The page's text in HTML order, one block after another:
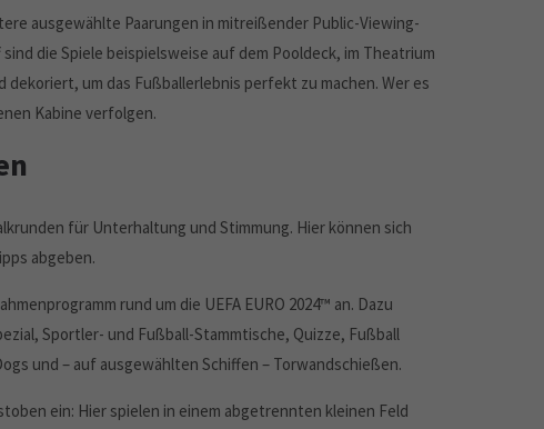
ausgewählte Paarungen in mitreißender Public-Viewing-
die Spiele beispielsweise auf dem Pooldeck, im Theatrium
um das Fußballerlebnis perfekt zu machen. Wer es
Kabine verfolgen.
für Unterhaltung und Stimmung. Hier können sich
abgeben.
rund um die UEFA EURO 2024™ an. Dazu
Sportler- und Fußball-Stammtische, Quizze, Fußball
und – auf ausgewählten Schiffen – Torwandschießen.
ein: Hier spielen in einem abgetrennten kleinen Feld